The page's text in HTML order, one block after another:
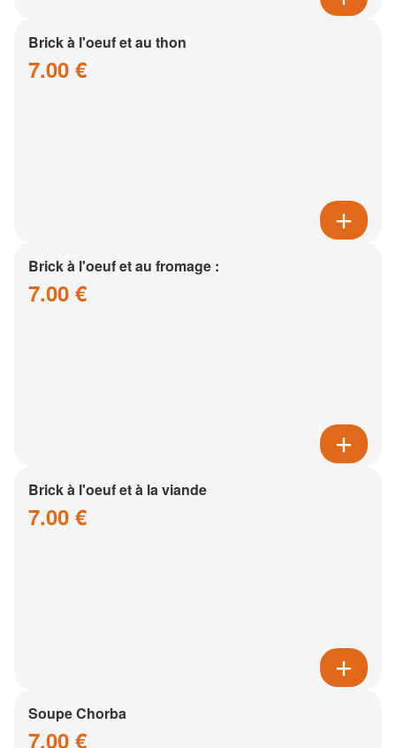
Brick à l'oeuf et au thon
7.00 €
Brick à l'oeuf et au fromage :
7.00 €
Brick à l'oeuf et à la viande
7.00 €
Soupe Chorba
7.00 €